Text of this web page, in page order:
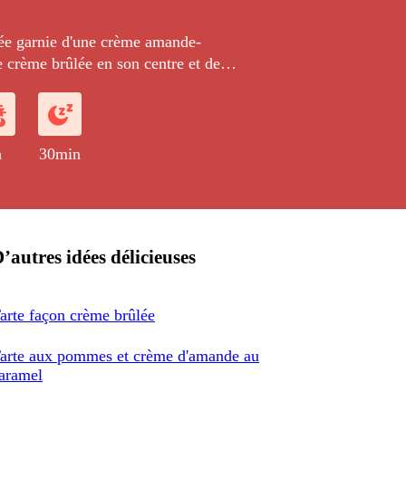
garnie d'une crème amande-
crème brûlée en son centre et de
30min
idées délicieuses
façon crème brûlée
aux pommes et crème d'amande au